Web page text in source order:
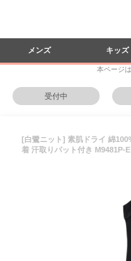
メンズ キッズ
本ページ
受付中
[白鷺ニット] 素肌ドライ 綿
着 汗取りパット付き M9481P-